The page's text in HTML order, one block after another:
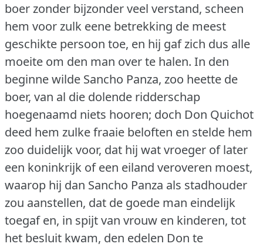
boer zonder bijzonder veel verstand, scheen
hem voor zulk eene betrekking de meest
geschikte persoon toe, en hij gaf zich dus alle
moeite om den man over te halen. In den
beginne wilde Sancho Panza, zoo heette de
boer, van al die dolende ridderschap
hoegenaamd niets hooren; doch Don Quichot
deed hem zulke fraaie beloften en stelde hem
zoo duidelijk voor, dat hij wat vroeger of later
een koninkrijk of een eiland veroveren moest,
waarop hij dan Sancho Panza als stadhouder
zou aanstellen, dat de goede man eindelijk
toegaf en, in spijt van vrouw en kinderen, tot
het besluit kwam, den edelen Don te